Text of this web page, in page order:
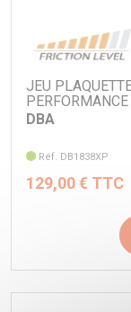
JEU
DBA
Réf. DB1838XP
129,00 € TTC